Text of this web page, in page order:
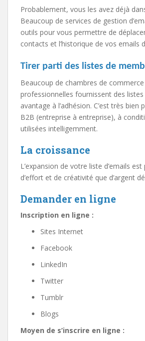
Probablement, vous les avez déjà
Beaucoup de services de gestion
outils pour vous permettre de
contacts et l’historique de vos emails
Tirer parti des listes de
Beaucoup de chambres de
professionnelles fournissent des listes
avantage à l’adhésion. C’est très bien
B2B (entreprise à entreprise), à
utilisées intelligemment.
La croissance
L’expansion de votre liste d’emails
d’effort et de créativité que d’argent
Demander en ligne
Inscription en ligne :
Sites Internet
Facebook
LinkedIn
Twitter
Tumblr
Blogs
Moyen de s’inscrire en ligne :